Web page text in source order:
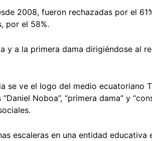
2008, fueron rechazadas por el
por el 58%.
y a la primera dama dirigiéndose al
se ve el logo del medio ecuatoriano
Noboa”, “primera dama” y
escaleras en una entidad educativa